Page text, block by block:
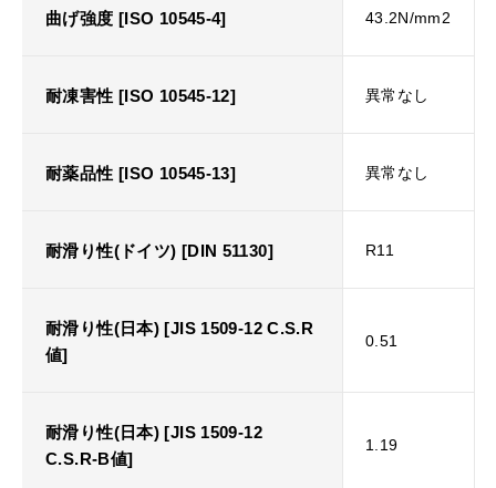
曲げ強度 [ISO 10545-4] 43.2N/mm2
耐凍害性 [ISO 10545-12] 異常なし
耐薬品性 [ISO 10545-13] 異常なし
耐滑り性(ドイツ) [DIN 51130] R11
耐滑り性(日本) [JIS 1509-12 C.S.R
値]
0.51
耐滑り性(日本) [JIS 1509-12
C.S.R-B値]
1.19